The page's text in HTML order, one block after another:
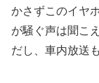
かさずこのイヤ
が騒ぐ声は聞こ
だし、車内放送